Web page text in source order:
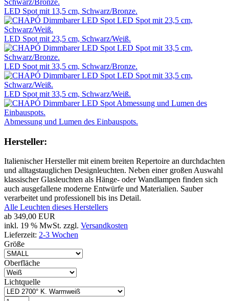
LED Spot mit 13,5 cm, Schwarz/Bronze.
LED Spot mit 23,5 cm, Schwarz/Weiß.
LED Spot mit 33,5 cm, Schwarz/Bronze.
LED Spot mit 33,5 cm, Schwarz/Weiß.
Abmessung und Lumen des Einbauspots.
Hersteller:
Italienischer Hersteller mit einem breiten Repertoire an durchdachten
und alltagstauglichen Designleuchten. Neben einer großen Auswahl
klassischer Glasleuchten als Hänge- oder Wandlampen finden sich
auch ausgefallene moderne Entwürfe und Materialien. Sauber
verarbeitet und professionell bis ins Detail.
Alle Leuchten dieses Herstellers
ab 349,00 EUR
inkl. 19 % MwSt. zzgl. Versandkosten
Lieferzeit: 2-3 Wochen
Größe
Oberfläche
Lichtquelle